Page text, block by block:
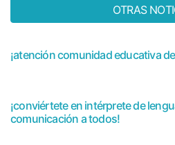
OTRAS
¡atención comunidad educativa
¡conviértete en intérprete de
comunicación a todos!